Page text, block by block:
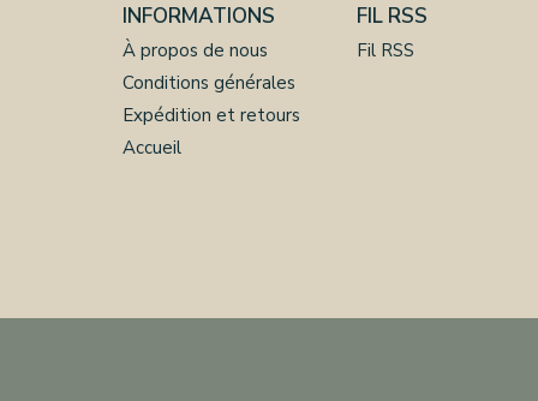
INFORMATIONS
À propos de nous
Conditions générales
Expédition et retours
Accueil
FIL RSS
Fil RSS